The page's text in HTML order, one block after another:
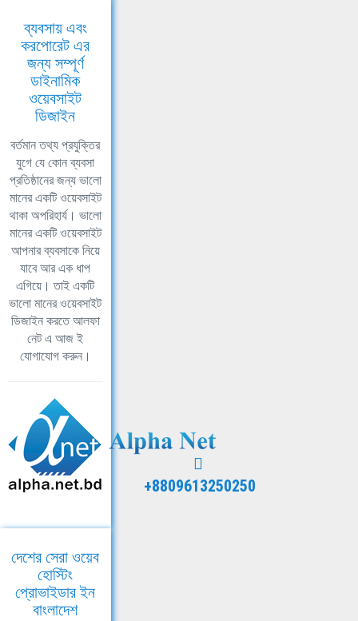
ব্যবসায় এবং
করপোরেট এর
জন্য সম্পূর্ণ
ডাইনামিক
ওয়েবসাইট
ডিজাইন
বর্তমান তথ্য প্রযুক্তির
যুগে যে কোন ব্যবসা
প্রতিষ্ঠানের জন্য ভালো
মানের একটি ওয়েবসাইট
থাকা অপরিহার্য। ভালো
মানের একটি ওয়েবসাইট
আপনার ব্যবসাকে নিয়ে
যাবে আর এক ধাপ
এগিয়ে। তাই একটি
ভালো মানের ওয়েবসাইট
ডিজাইন করতে আলফা
নেট এ আজ ই
যোগাযোগ করুন।
+8809613250250
দেশের সেরা ওয়েব
হোস্টিং
প্রোভাইডার ইন
বাংলাদেশ